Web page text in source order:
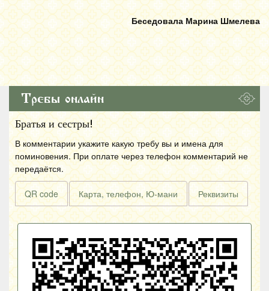
Беседовала Марина Шмелева
Требы онлайн
Братья и сестры!
В комментарии укажите какую требу вы и имена для
поминовения. При оплате через телефон комментарий не
передаётся.
QR code Карта, телефон, Ю-мани Реквизиты